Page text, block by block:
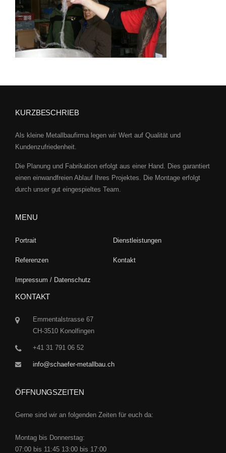
KURZBESCHRIEB
Als kleine Metallbaufirma legen wir Wert auf Qualität und
Kundenzufriedenheit.
Die Planung und Fabrikation erfolgt aus einer Hand. Dies garantiert
einen einwandfreien Ablauf Ihres Projektes. Die Montage erfolgt
durch unser gut eingespieltes Team.
MENU
Portrait Dienstleistungen
Referenzen Kontakt
Impressum / Datenschutz
KONTAKT
Emmentalstrasse 67
CH-3510 Konolfingen
+41 31 791 06 52
info@schaefer-metallbau.ch
ÖFFNUNGSZEITEN
Gerne sind wir an folgenden Zeiten für euch da:
Montag bis Donnerstag:
07:00 bis 11:45 13:00 bis 17:00